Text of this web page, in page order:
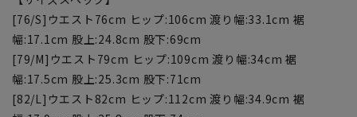
[76/S]ウエスト76cm ヒップ:106cm 渡り幅:33.1cm 裾
幅:17.1cm 股上:24.8cm 股下:69cm
[79/M]ウエスト79cm ヒップ:109cm 渡り幅:34cm 裾
幅:17.5cm 股上:25.3cm 股下:71cm
[82/L]ウエスト82cm ヒップ:112cm 渡り幅:34.9cm 裾